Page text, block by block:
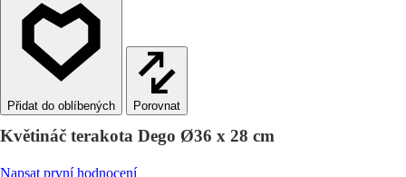
Porovnat
Květináč terakota Dego Ø36 x 28 cm
Napsat první hodnocení